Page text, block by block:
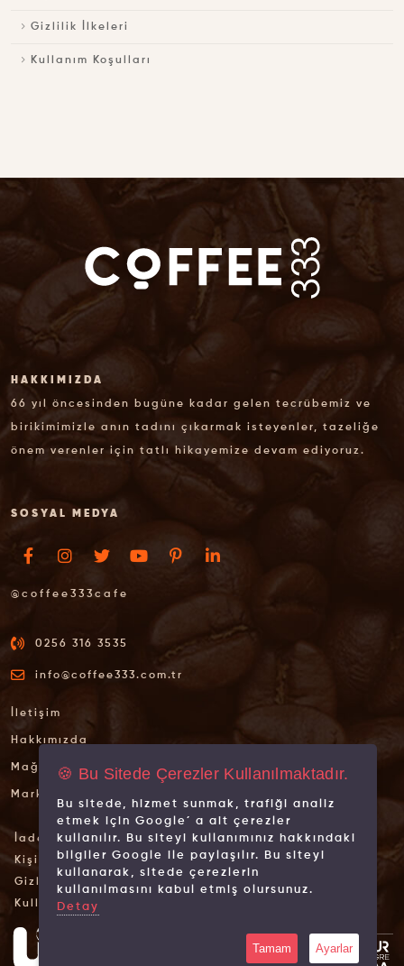
Gizlilik İlkeleri
Kullanım Koşulları
HAKKIMIZDA
66 yıl öncesinden bugüne kadar gelen tecrübemiz ve
birikimimizle anın tadını çıkarmak isteyenler, tazeliğe
önem verenler için tatlı hikayemize devam ediyoruz.
SOSYAL MEDYA
@coffee333cafe
0256 316 3535
info@coffee333.com.tr
İletişim
Hakkımızda
Mağazalarımız
Markalarımız
İade İptal Şartları
Kişisel Verilerin Korunması
Gizlilik İlkeleri
Kullanım Koşulları
© 2026 Tüm hakları saklıdır.
🍪 Bu Sitede Çerezler Kullanılmaktadır.
Bu sitede, hizmet sunmak, trafiği analiz
etmek için Google´ a ait çerezler
kullanılır. Bu siteyi kullanımınız hakkındaki
bilgiler Google ile paylaşılır. Bu siteyi
kullanarak, sitede çerezlerin
kullanılmasını kabul etmiş olursunuz.
Detay
Tamam Ayarlar